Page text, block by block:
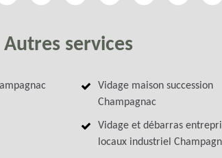
Autres services
Vidage maison succession
Champagnac
Vidage et débarras
locaux industriel